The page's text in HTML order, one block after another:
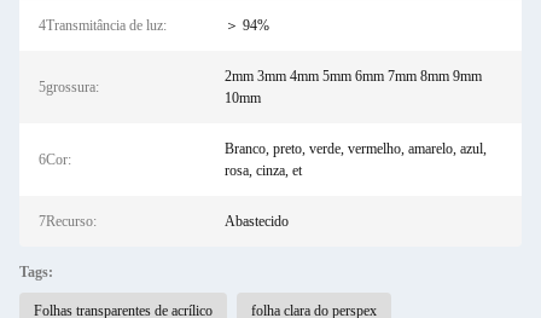
4Transmitância de luz: ＞ 94%
5grossura:
2mm 3mm 4mm 5mm 6mm 7mm 8mm 9mm
10mm
6Cor:
Branco, preto, verde, vermelho, amarelo, azul,
rosa, cinza, et
7Recurso: Abastecido
Tags:
Folhas transparentes de acrílico folha clara do perspex